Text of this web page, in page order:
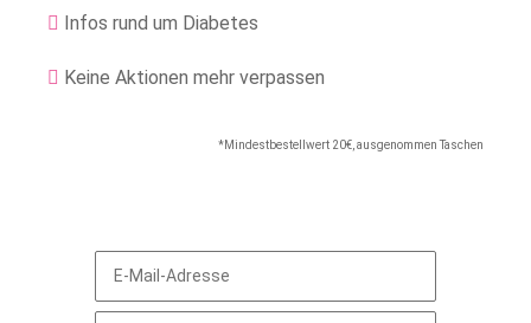
Infos rund um Diabetes
Keine Aktionen mehr verpassen
*Mindestbestellwert 20€, ausgenommen Taschen